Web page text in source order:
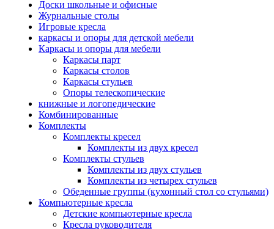
Доски школьные и офисные
Журнальные столы
Игровые кресла
каркасы и опоры для детской мебели
Каркасы и опоры для мебели
Каркасы парт
Каркасы столов
Каркасы стульев
Опоры телескопические
книжные и логопедические
Комбинированные
Комплекты
Комплекты кресел
Комплекты из двух кресел
Комплекты стульев
Комплекты из двух стульев
Комплекты из четырех стульев
Обеденные группы (кухонный стол со стульями)
Компьютерные кресла
Детские компьютерные кресла
Кресла руководителя